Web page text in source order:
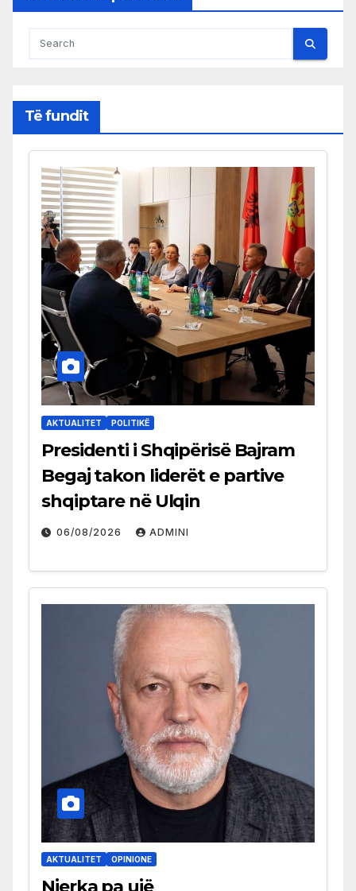
Të fundit
AKTUALITET POLITIKË
Presidenti i Shqipërisë Bajram
Begaj takon liderët e partive
shqiptare në Ulqin
06/08/2026 ADMINI
AKTUALITET OPINIONE